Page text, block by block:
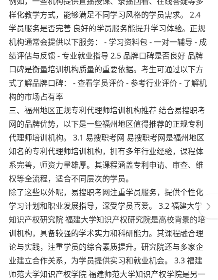
样化教学方式，能够满足不同学习风格的学员需求。 2.4
学员服务是否完善 良好的学员服务能提升学习体验。正规
机构通常会提供以下服务： - 学习资料包 - 一对一辅导 - 成
绩评估与反馈 - 专业就业指导 2.5 品牌口碑是否良好 品牌
口碑是衡量培训机构质量的重要依据。考生可通过以下方
式了解品牌口碑： - 查看学员评价 - 参考行业评价 - 了解机
构的市场占有率
三、福州地区正规专利代理师培训机构推荐 结合易搜职考
网的品牌优势，以下是一些福州地区值得推荐的正规专利
代理师培训机构。 3.1 易搜职考网 易搜职考网是福州地区
知名的专利代理师培训机构，拥有多年行业经验，课程体
系完善，师资力量雄厚。其课程涵盖专利申请、审查、维
权等全流程，适合不同层次的学员。
除了这些以外呢，易搜职考网注重学员服务，提供个性化
学习计划和职业发展指导，深受学员喜爱。 3.2 福建大学
知识产权研究院 福建大学知识产权研究院是高校背景的培
训机构，具备较强的学术实力和科研能力。其课程融合理
论与实践，注重学员的综合素质提升。研究院还与多家企
业建立合作关系，为学员提供实习和就业机会。 3.3 福建
师范大学知识产权学院 福建师范大学知识产权学院是另一